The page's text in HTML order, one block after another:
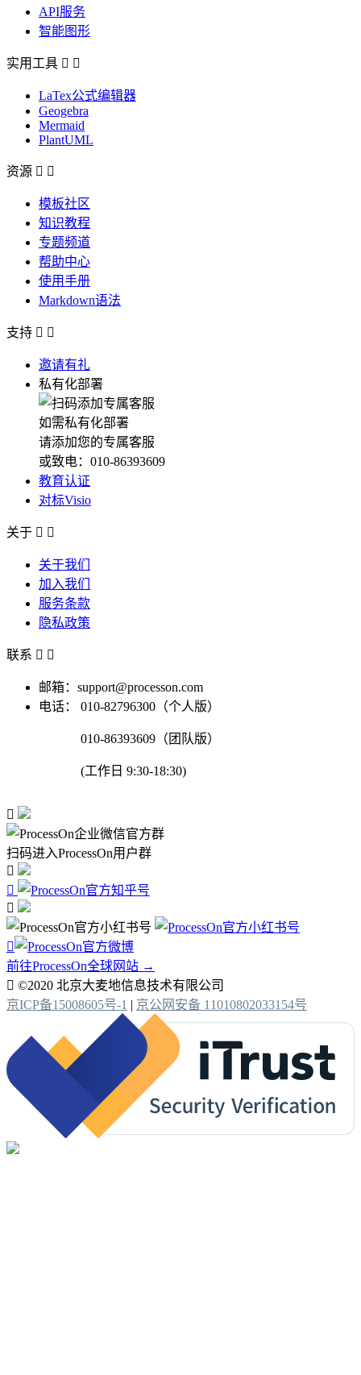
API服务
智能图形
实用工具  
LaTex公式编辑器
Geogebra
Mermaid
PlantUML
资源  
模板社区
知识教程
专题频道
帮助中心
使用手册
Markdown语法
支持  
邀请有礼
私有化部署
如需私有化部署
请添加您的专属客服
或致电：010-86393609
教育认证
对标Visio
关于  
关于我们
加入我们
服务条款
隐私政策
联系  
邮箱：support@processon.com
电话：
010-82796300（个人版）
010-86393609（团队版）
(工作日 9:30-18:30)

扫码进入ProcessOn用户群




前往ProcessOn全球网站 →
 ©2020 北京大麦地信息技术有限公司
京ICP备15008605号-1 | 京公网安备 11010802033154号